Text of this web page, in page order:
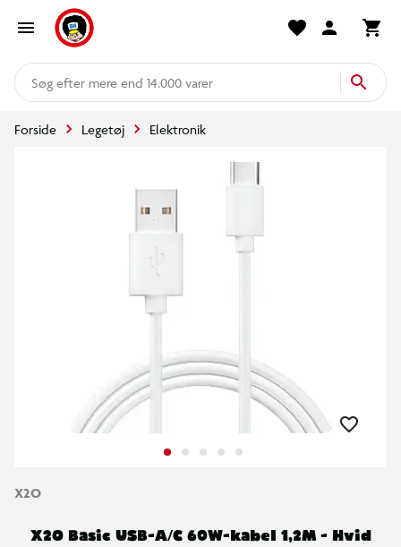
mere end 14.000 varer
Forside Legetøj Elektronik
X2O
X2O Basic USB-A/C 60W-kabel 1,2M - Hvid